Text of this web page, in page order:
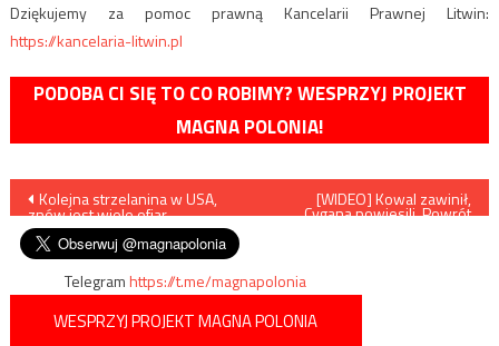
Dziękujemy za pomoc prawną Kancelarii Prawnej Litwin:
https://kancelaria-litwin.pl
PODOBA CI SIĘ TO CO ROBIMY? WESPRZYJ PROJEKT
MAGNA POLONIA!
Nawigacja
wpisu
Kolejna strzelanina w USA,
znów jest wiele ofiar
[WIDEO] Kowal zawinił,
Cygana powiesili. Powrót
Telegramhttps://t.me/magnapolonia
WESPRZYJ PROJEKT MAGNA POLONIA